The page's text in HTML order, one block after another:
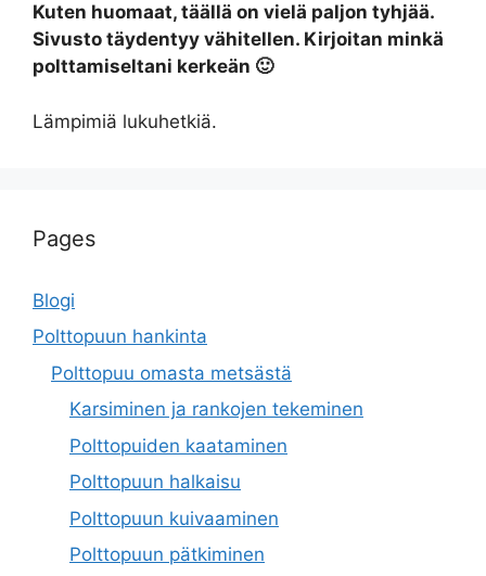
Kuten huomaat, täällä on vielä paljon tyhjää.
Sivusto täydentyy vähitellen. Kirjoitan minkä
polttamiseltani kerkeän 🙂
Lämpimiä lukuhetkiä.
Pages
Blogi
Polttopuun hankinta
Polttopuu omasta metsästä
Karsiminen ja rankojen tekeminen
Polttopuiden kaataminen
Polttopuun halkaisu
Polttopuun kuivaaminen
Polttopuun pätkiminen